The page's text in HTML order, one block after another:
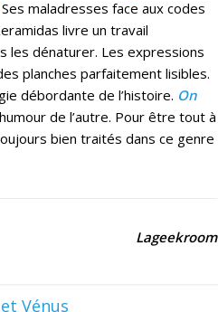
Ses maladresses face aux codes
livre un travail
les dénaturer. Les expressions
planches parfaitement lisibles.
débordante de l’histoire. On
de l’autre. Pour être tout à
bien traités dans ce genre
Lageekroom
Vénus